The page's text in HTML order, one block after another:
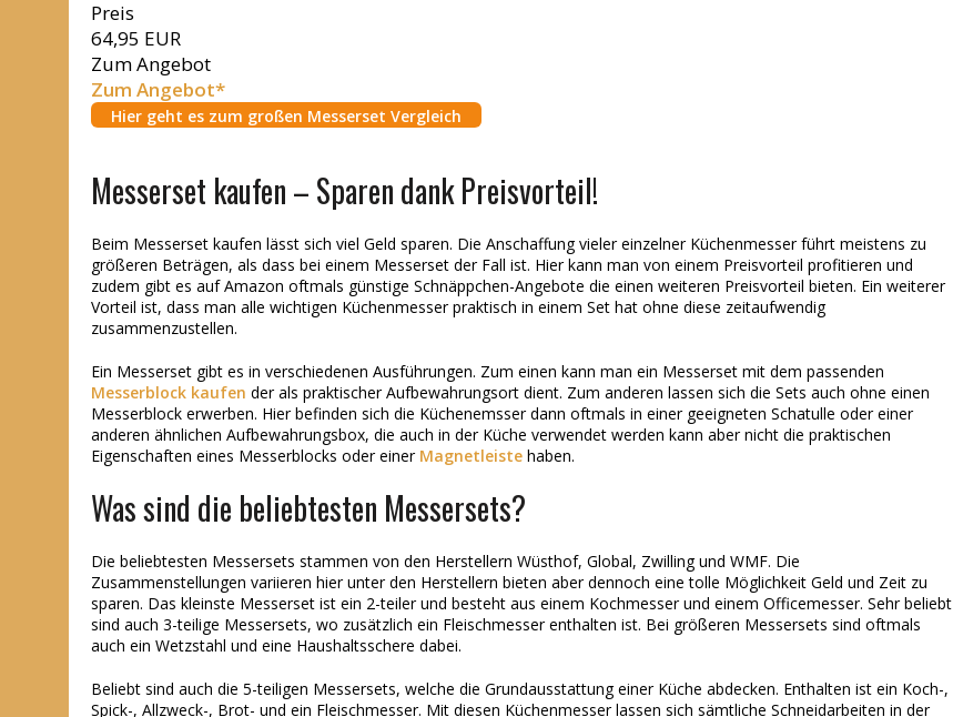
Preis
64,95 EUR
Zum Angebot
Zum Angebot*
Hier geht es zum großen Messerset Vergleich
Messerset kaufen – Sparen dank Preisvorteil!
Beim Messerset kaufen lässt sich viel Geld sparen. Die Anschaffung vieler einzelner Küchenmesser führt meistens zu
größeren Beträgen, als dass bei einem Messerset der Fall ist. Hier kann man von einem Preisvorteil profitieren und
zudem gibt es auf Amazon oftmals günstige Schnäppchen-Angebote die einen weiteren Preisvorteil bieten. Ein weiterer
Vorteil ist, dass man alle wichtigen Küchenmesser praktisch in einem Set hat ohne diese zeitaufwendig
zusammenzustellen.
Ein Messerset gibt es in verschiedenen Ausführungen. Zum einen kann man ein Messerset mit dem passenden
Messerblock kaufen der als praktischer Aufbewahrungsort dient. Zum anderen lassen sich die Sets auch ohne einen
Messerblock erwerben. Hier befinden sich die Küchenemsser dann oftmals in einer geeigneten Schatulle oder einer
anderen ähnlichen Aufbewahrungsbox, die auch in der Küche verwendet werden kann aber nicht die praktischen
Eigenschaften eines Messerblocks oder einer Magnetleiste haben.
Was sind die beliebtesten Messersets?
Die beliebtesten Messersets stammen von den Herstellern Wüsthof, Global, Zwilling und WMF. Die
Zusammenstellungen variieren hier unter den Herstellern bieten aber dennoch eine tolle Möglichkeit Geld und Zeit zu
sparen. Das kleinste Messerset ist ein 2-teiler und besteht aus einem Kochmesser und einem Officemesser. Sehr beliebt
sind auch 3-teilige Messersets, wo zusätzlich ein Fleischmesser enthalten ist. Bei größeren Messersets sind oftmals
auch ein Wetzstahl und eine Haushaltsschere dabei.
Beliebt sind auch die 5-teiligen Messersets, welche die Grundausstattung einer Küche abdecken. Enthalten ist ein Koch-,
Spick-, Allzweck-, Brot- und ein Fleischmesser. Mit diesen Küchenmesser lassen sich sämtliche Schneidarbeiten in der